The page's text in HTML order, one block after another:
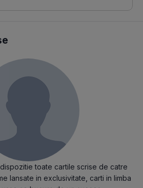
toate cartile scrise de catre
lansate in exclusivitate, carti in limba